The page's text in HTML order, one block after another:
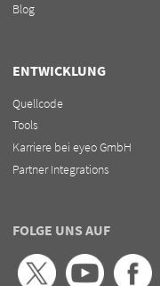
Blog
ENTWICKLUNG
Quellcode
Tools
Karriere bei eyeo GmbH
Partner Integrations
FOLGE UNS AUF